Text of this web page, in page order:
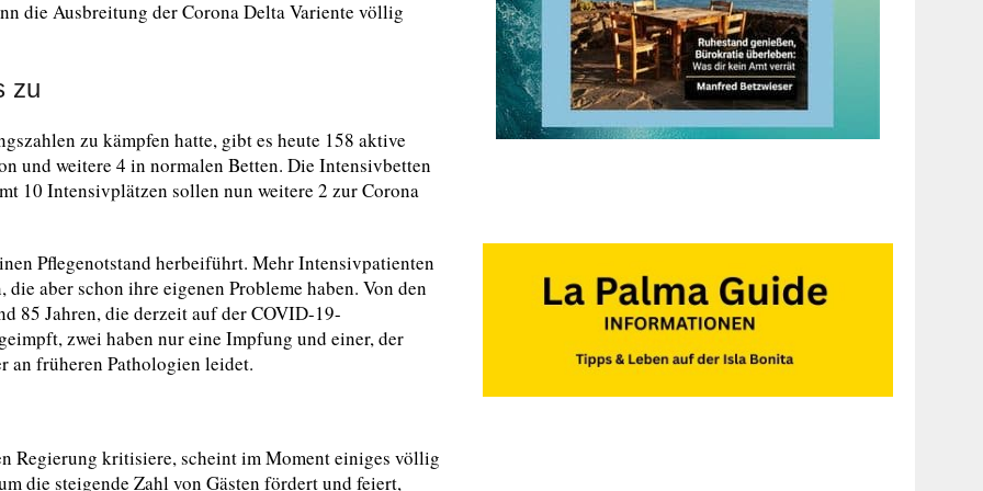
die Ausbreitung der Corona Delta Variente völlig
zu
zu kämpfen hatte, gibt es heute 158 aktive
und weitere 4 in normalen Betten. Die Intensivbetten
10 Intensivplätzen sollen nun weitere 2 zur Corona
Pflegenotstand herbeiführt. Mehr Intensivpatienten
aber schon ihre eigenen Probleme haben. Von den
85 Jahren, die derzeit auf der COVID-19-
zwei haben nur eine Impfung und einer, der
an früheren Pathologien leidet.
Regierung kritisiere, scheint im Moment einiges völlig
die steigende Zahl von Gästen fördert und feiert,